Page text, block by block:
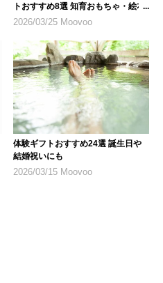
トおすすめ8選 知育おもちゃ・絵本
を厳選
2026/03/25 Moovoo
体験ギフトおすすめ24選 誕生日や
結婚祝いにも
2026/03/15 Moovoo